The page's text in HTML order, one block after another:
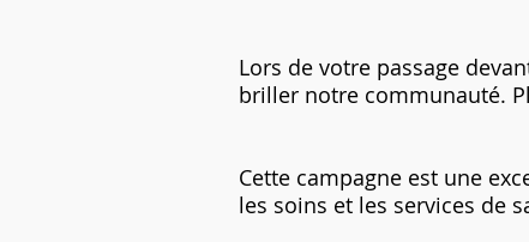
Lors de votre passage
briller notre communauté.
Cette campagne est une
les soins et les services de